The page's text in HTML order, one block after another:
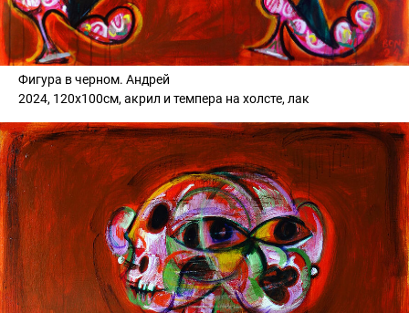
Фигура в черном. Андрей
2024, 120х100см, акрил и темпера на холсте, лак